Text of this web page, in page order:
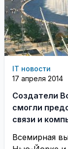
IT новости
17 апреля 2014
Создатели
смогли
связи и
Всемирная